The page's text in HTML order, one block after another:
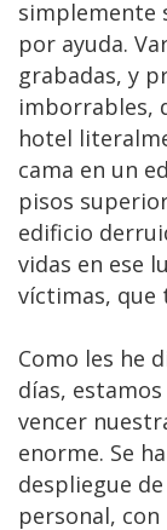
simplemente
por ayuda.
grabadas, y
imborrables,
hotel
cama en un
pisos
edificio
vidas en ese
víctimas, que
Como les he
días,
vencer
enorme. Se
despliegue
personal,